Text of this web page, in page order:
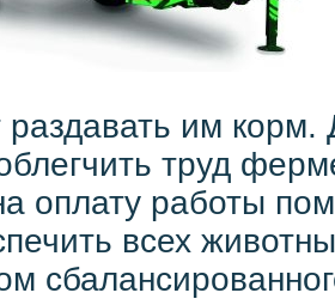
раздавать им
труд
оплату работы
всех